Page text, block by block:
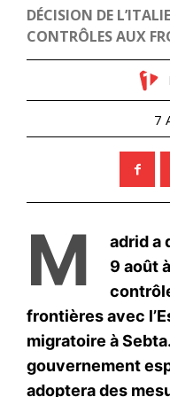
Mon compte
L’Afrique plus disciplinée et
plus responsable dans la
lutte contre le coronavirus
que l’Amérique latine
28 May 2020
Coronavirus: Macron
annonce un couvre-feu dans
neuf métropoles dont Paris
Emmanuel Macron a annoncé
mercredi l’instauration d’un